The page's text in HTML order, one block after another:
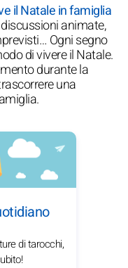
il Natale in famiglia
animate,
Ogni segno
di vivere il Natale.
durante la
una
di tarocchi,